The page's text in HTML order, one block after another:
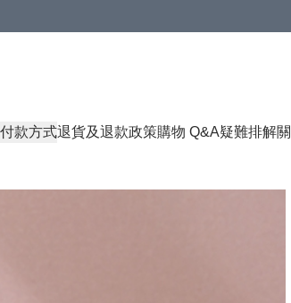
付款方式退貨及退款政策購物 Q&A疑難排解